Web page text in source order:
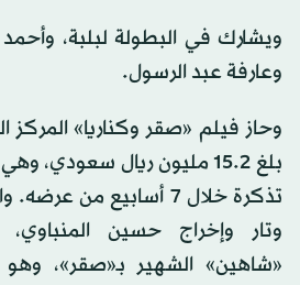
الوصول للطلاق الثالث، ما يثير
ويشارك في البطولة لبلبة، وأحمد
وحاز فيلم «صقر وكناريا» المركز
تذكرة خلال 7 أسابيع من
وتار وإخراج حسين